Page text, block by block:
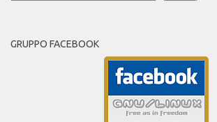
GRUPPO FACEBOOK